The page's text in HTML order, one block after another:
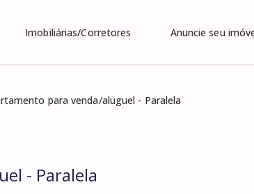
Imobiliárias/Corretores Anuncie seu
para venda/aluguel - Paralela
- Paralela